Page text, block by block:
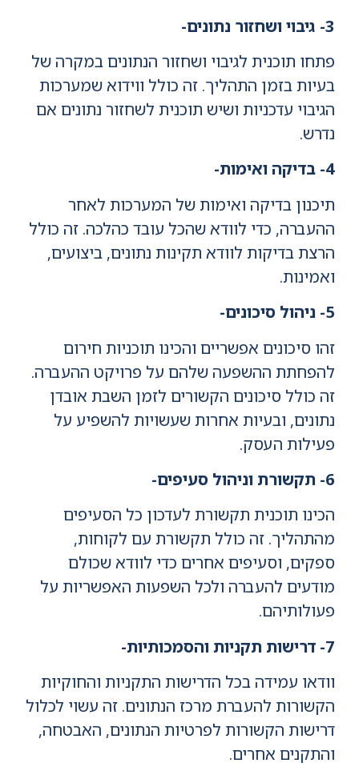
3- גיבוי ושחזור נתונים-
פתחו תוכנית לגיבוי ושחזור הנתונים במקרה של
בעיות בזמן התהליך. זה כולל ווידוא שמערכות
הגיבוי עדכניות ושיש תוכנית לשחזור נתונים אם
נדרש.
4- בדיקה ואימות-
תיכנון בדיקה ואימות של המערכות לאחר
ההעברה, כדי לוודא שהכל עובד כהלכה. זה כולל
הרצת בדיקות לוודא תקינות נתונים, ביצועים,
ואמינות.
5- ניהול סיכונים-
זהו סיכונים אפשריים והכינו תוכניות חירום
להפחתת ההשפעה שלהם על פרויקט ההעברה.
זה כולל סיכונים הקשורים לזמן השבת אובדן
נתונים, ובעיות אחרות שעשויות להשפיע על
פעילות העסק.
6- תקשורת וניהול סעיפים-
הכינו תוכנית תקשורת לעדכון כל הסעיפים
מהתהליך. זה כולל תקשורת עם לקוחות,
ספקים, וסעיפים אחרים כדי לוודא שכולם
מודעים להעברה ולכל השפעות האפשריות על
פעולותיהם.
7- דרישות תקניות והסמכותיות-
וודאו עמידה בכל הדרישות התקניות והחוקיות
הקשורות להעברת מרכז הנתונים. זה עשוי לכלול
דרישות הקשורות לפרטיות הנתונים, האבטחה,
והתקנים אחרים.